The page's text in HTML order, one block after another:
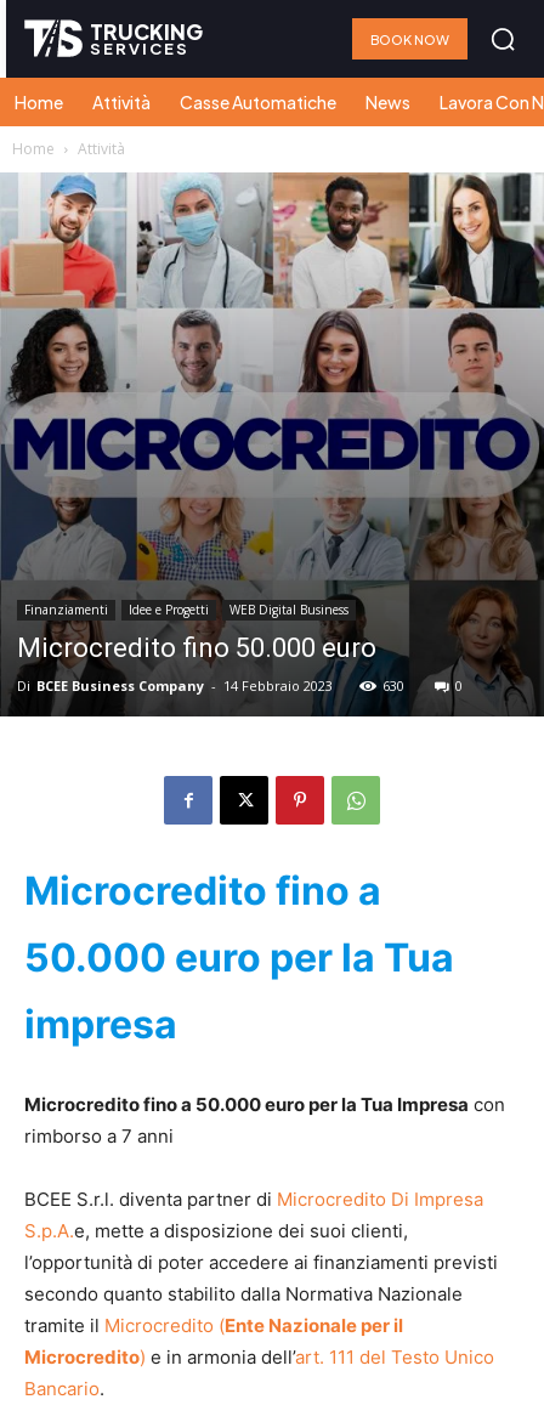
TRUCKING
SERVICES BOOK NOW
Home Attività Casse Automatiche News Lavora Con
Home Attività
Finanziamenti Idee e Progetti WEB Digital Business
Microcredito fino 50.000 euro
Di BCEE Business Company - 14 Febbraio 2023 630 0
Microcredito fino a
50.000 euro per la Tua
impresa
Microcredito fino a 50.000 euro per la Tua Impresa con
rimborso a 7 anni
BCEE S.r.l. diventa partner di Microcredito Di Impresa
S.p.A.e, mette a disposizione dei suoi clienti,
l’opportunità di poter accedere ai finanziamenti previsti
secondo quanto stabilito dalla Normativa Nazionale
tramite il Microcredito (Ente Nazionale per il
Microcredito) e in armonia dell’art. 111 del Testo Unico
Bancario.